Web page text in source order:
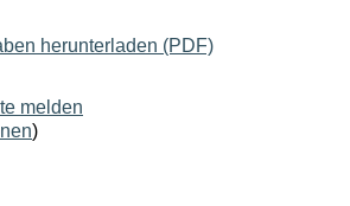
herunterladen (PDF)
melden
)